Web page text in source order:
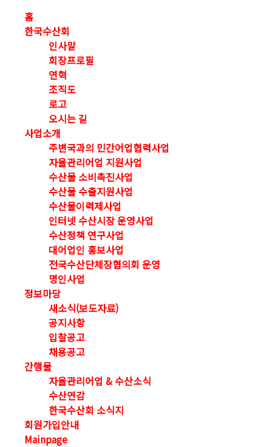
홈
한국수산회
인사말
회장프로필
연혁
조직도
로고
오시는 길
사업소개
주변국과의 민간어업협력사업
자율관리어업 지원사업
수산물 소비촉진사업
수산물 수출지원사업
수산물이력제사업
인터넷 수산시장 운영사업
수산정책 연구사업
대어업인 홍보사업
전국수산단체장협의회 운영
명인사업
정보마당
새소식(보도자료)
공지사항
입찰공고
채용공고
간행물
자율관리어업 & 수산소식
수산연감
한국수산회 소식지
회원가입안내
Mainpage